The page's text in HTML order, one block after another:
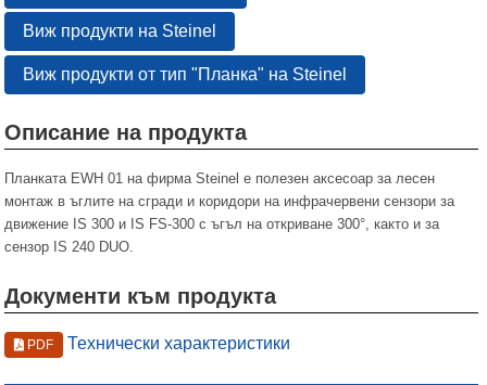
Виж продукти на Steinel
Виж продукти от тип "Планка" на Steinel
Описание на продукта
Планката EWH 01 на фирма Steinel е полезен аксесоар за лесен
монтаж в ъглите на сгради и коридори на инфрачервени сензори за
движение IS 300 и IS FS-300 с ъгъл на откриване 300°, както и за
сензор IS 240 DUO.
Документи към продукта
PDF Технически характеристики